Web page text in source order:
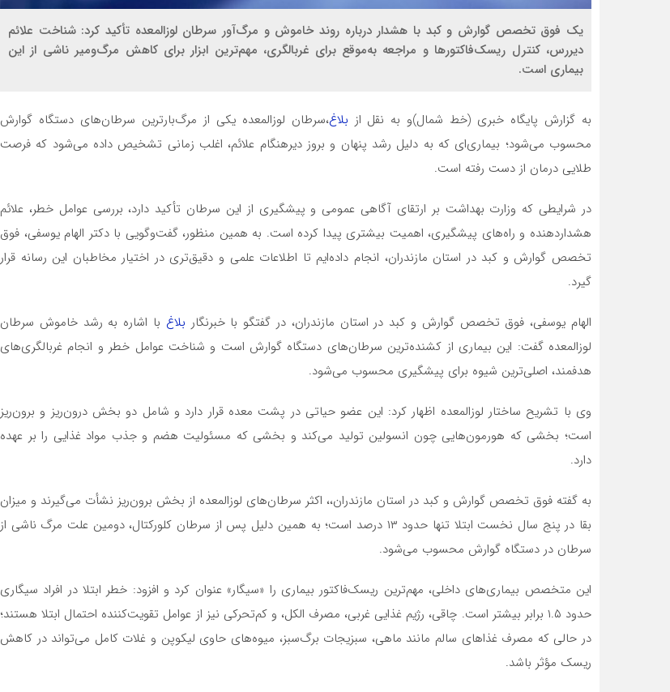
یک فوق تخصص گوارش و کبد با هشدار درباره روند خاموش و مرگ‌آور سرطان لوزالمعده تأکید کرد: شناخت علائم
دیررس، کنترل ریسک‌فاکتورها و مراجعه به‌موقع برای غربالگری، مهم‌ترین ابزار برای کاهش مرگ‌ومیر ناشی از این
بیماری است.
به گزارش پایگاه خبری (خط شمال)و به نقل از بلاغ،سرطان لوزالمعده یکی از مرگ‌بارترین سرطان‌های دستگاه گوارش
محسوب می‌شود؛ بیماری‌ای که به دلیل رشد پنهان و بروز دیرهنگام علائم، اغلب زمانی تشخیص داده می‌شود که فرصت
طلایی درمان از دست رفته است.
در شرایطی که وزارت بهداشت بر ارتقای آگاهی عمومی و پیشگیری از این سرطان تأکید دارد، بررسی عوامل خطر، علائم
هشداردهنده و راه‌های پیشگیری، اهمیت بیشتری پیدا کرده است. به همین منظور، گفت‌وگویی با دکتر الهام یوسفی، فوق
تخصص گوارش و کبد در استان مازندران، انجام داده‌ایم تا اطلاعات علمی و دقیق‌تری در اختیار مخاطبان این رسانه قرار
گیرد.
الهام یوسفی، فوق تخصص گوارش و کبد در استان مازندران، در گفتگو با خبرنگار بلاغ با اشاره به رشد خاموش سرطان
لوزالمعده گفت: این بیماری از کشنده‌ترین سرطان‌های دستگاه گوارش است و شناخت عوامل خطر و انجام غربالگری‌های
هدفمند، اصلی‌ترین شیوه برای پیشگیری محسوب می‌شود.
وی با تشریح ساختار لوزالمعده اظهار کرد: این عضو حیاتی در پشت معده قرار دارد و شامل دو بخش درون‌ریز و برون‌ریز
است؛ بخشی که هورمون‌هایی چون انسولین تولید می‌کند و بخشی که مسئولیت هضم و جذب مواد غذایی را بر عهده
دارد.
به گفته فوق تخصص گوارش و کبد در استان مازندران،، اکثر سرطان‌های لوزالمعده از بخش برون‌ریز نشأت می‌گیرند و میزان
بقا در پنج سال نخست ابتلا تنها حدود ۱۳ درصد است؛ به همین دلیل پس از سرطان کلورکتال، دومین علت مرگ ناشی از
سرطان در دستگاه گوارش محسوب می‌شود.
این متخصص بیماری‌های داخلی، مهم‌ترین ریسک‌فاکتور بیماری را «سیگار» عنوان کرد و افزود: خطر ابتلا در افراد سیگاری
حدود ۱.۵ برابر بیشتر است. چاقی، رژیم غذایی غربی، مصرف الکل، و کم‌تحرکی نیز از عوامل تقویت‌کننده احتمال ابتلا هستند؛
در حالی که مصرف غذاهای سالم مانند ماهی، سبزیجات برگ‌سبز، میوه‌های حاوی لیکوپن و غلات کامل می‌تواند در کاهش
ریسک مؤثر باشد.